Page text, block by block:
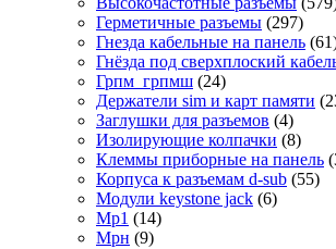
Герметичные разъемы (297)
Гнезда кабельные на панель
Гнёзда под сверхплоский
Грпм_грпмш (24)
Держатели sim и карт памяти
Заглушки для разъемов (4)
Изолирующие колпачки (8)
Клеммы приборные на панель
Корпуса к разъемам d-sub (55)
Модули keystone jack (6)
Мр1 (14)
Мрн (9)